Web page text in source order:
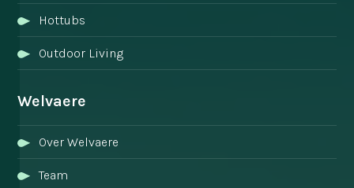
Hottubs
Outdoor Living
Welvaere
Over Welvaere
Team